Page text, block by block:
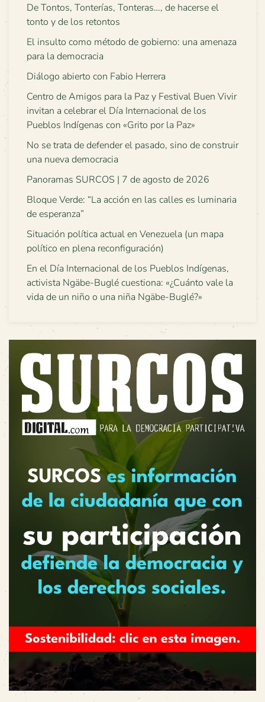
De Tontos, Tonterías, Tonteras…, de hacerse el
tonto y de los retontos
El insulto como método de gobierno: una amenaza
para la democracia
Diálogo abierto con Fabio Herrera
Centro de Amigos para la Paz y Festival Buen Vivir
invitan a celebrar el Día Internacional de los
Pueblos Indígenas con «Grito por la Paz»
No se trata de defender el pasado, sino de construir
una nueva democracia
Panoramas SURCOS | 7 de agosto de 2026
Bloque Verde: “La acción en las calles es luminaria
de esperanza”
Situación política actual en Venezuela (un mapa
político en plena reconfiguración)
En el Día Internacional de los Pueblos Indígenas,
activista Ngäbe-Buglé cuestiona: «¿Cuánto vale la
vida de un niño o una niña Ngäbe-Buglé?»